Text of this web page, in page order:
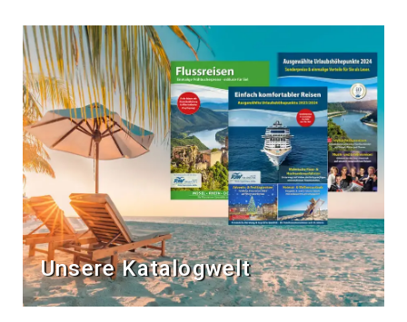
Unsere Katalogwelt